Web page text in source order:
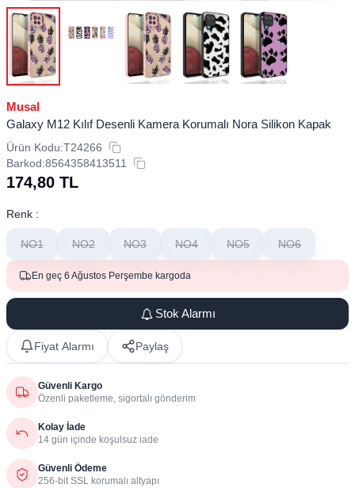
Musal
Galaxy M12 Kılıf Desenli Kamera Korumalı Nora Silikon Kapak
Ürün Kodu:T24266
Barkod:8564358413511
174,80 TL
Renk :
NO1 NO2 NO3 NO4 NO5 NO6
En geç 6 Ağustos Perşembe kargoda
Stok Alarmı
Fiyat Alarmı Paylaş
Güvenli Kargo
Özenli paketleme, sigortalı gönderim
Kolay İade
14 gün içinde koşulsuz iade
Güvenli Ödeme
256-bit SSL korumalı altyapı